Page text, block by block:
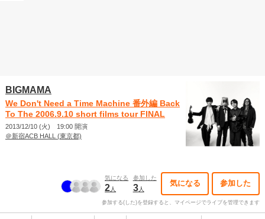
BIGMAMA
We Don't Need a Time Machine 番外編 Back
To The 2006.9.10 short films tour FINAL
2013/12/10 (火) 19:00 開演
＠新宿ACB HALL (東京都)
気になる
2人
参加した
3人
気になる 参加した
参加する(した)を登録すると、マイページでライブを管理できます